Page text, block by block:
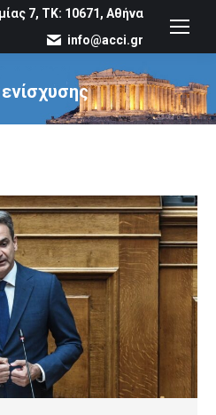
7, ΤΚ: 10671, Αθήνα
info@acci.gr
You are here: